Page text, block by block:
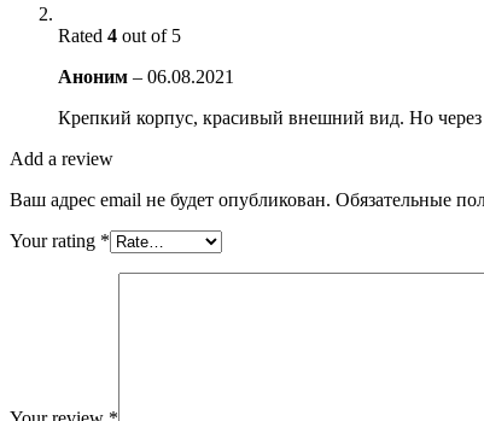
Rated 4 out of 5
Аноним – 06.08.2021
Крепкий корпус, красивый внешний вид. Но через
Add a review
Ваш адрес email не будет опубликован. Обязательные
Your rating *